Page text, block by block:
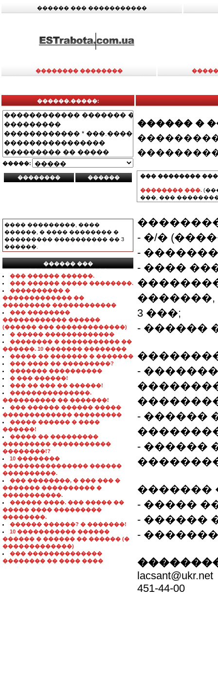
������ ��� �����������
�������� ��������
������.�����:
�����:
���� ���������, ����
������, � ���� �������� �
��������� ���������� �� 3
������.
������ ���
���������������
��� ������ ������.
��� ������ ����� ��������.
���������� �
������������� ��
��������� ������������
��� ��������
������������ ������
(������ ��� �������������)
� ����� �������������
�������� � ����������� ��
������. 10 ������� ��������
����� �� ������� � �������
��� ���� �� ���������?
������� ����������
� ��� ������!
��� �� ��� �� ������!
���������������.
���������� �� �������!
��� ������ ������ �����
������������� ���������
����� ������ � ����
������!
����� �� ���������
��������� �����������
��������!?
10 ��������
���������������� ������
����������.
��� ��������, � ��� ��� �
������� ���������� �
�����������.
������ ����. ��� ����� ��
����� ���� ���������
��������.
������ ������? � �������!
10 ����������� ������
������ � ������ �� ������ (�
�������������)
��� ��������������
�������� �� ���� ����
������ �
��� ��������
�������� ���.
���, ���
- �/�
- �������
- ����
3 ���;
- ������
-
- ������
- ������
�������
- ����� ��
- ������
-
lacsant@ukr.net
451-44-00